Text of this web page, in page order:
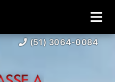
(51) 3064-0084